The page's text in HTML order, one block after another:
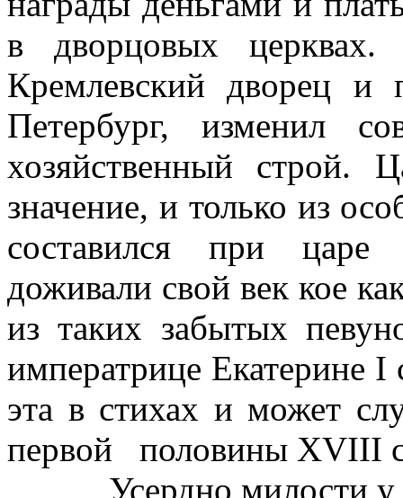
в дворцовых
Кремлевский дворец и
Петербург, изменил
хозяйственный строй.
значение, и только из
составился при
доживали свой век кое
из таких забытых
императрице Екатерине I
эта в стихах и может
первой
половины XVIII
Усердно милости